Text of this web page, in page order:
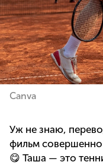
Canva
Уж не знаю,
фильм совершенно
😋 Таша — это